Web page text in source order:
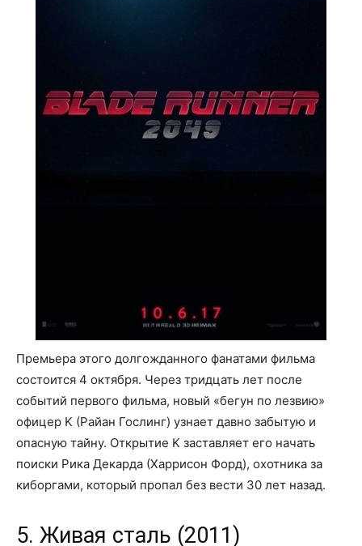
Премьера этого долгожданного фанатами фильма
состоится 4 октября. Через тридцать лет после
событий первого фильма, новый «бегун по лезвию»
офицер K (Райан Гослинг) узнает давно забытую и
опасную тайну. Открытие K заставляет его начать
поиски Рика Декарда (Харрисон Форд), охотника за
киборгами, который пропал без вести 30 лет назад.
5. Живая сталь (2011)